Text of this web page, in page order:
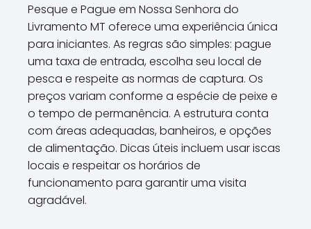
Pesque e Pague em Nossa Senhora do
Livramento MT oferece uma experiência única
para iniciantes. As regras são simples: pague
uma taxa de entrada, escolha seu local de
pesca e respeite as normas de captura. Os
preços variam conforme a espécie de peixe e
o tempo de permanência. A estrutura conta
com áreas adequadas, banheiros, e opções
de alimentação. Dicas úteis incluem usar iscas
locais e respeitar os horários de
funcionamento para garantir uma visita
agradável.